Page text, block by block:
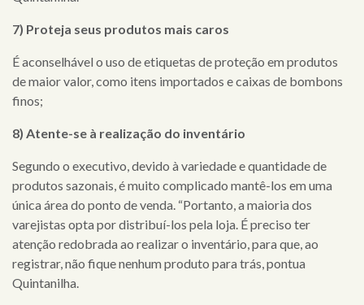
notícias
7) Proteja seus produtos mais caros
É aconselhável o uso de etiquetas de proteção em produtos
de maior valor, como itens importados e caixas de bombons
finos;
8) Atente-se à realização do inventário
Segundo o executivo, devido à variedade e quantidade de
produtos sazonais, é muito complicado mantê-los em uma
única área do ponto de venda. “Portanto, a maioria dos
varejistas opta por distribuí-los pela loja. É preciso ter
atenção redobrada ao realizar o inventário, para que, ao
registrar, não fique nenhum produto para trás, pontua
Quintanilha.